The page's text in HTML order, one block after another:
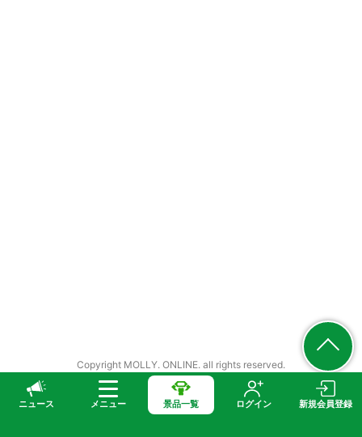
ニュース メニュー 景品一覧 ログイン 新規会員登録
Copyright MOLLY. ONLINE. all rights reserved.